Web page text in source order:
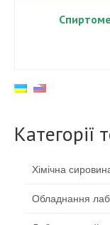
Категорії
Хімічна
Обладнання